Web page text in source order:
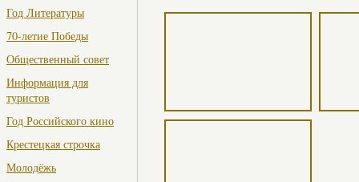
Год Литературы
70-летие Победы
Общественный совет
Информация для
туристов
Год Российского кино
Крестецкая строчка
Молодёжь